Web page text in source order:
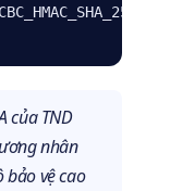
của TND
nhân
bảo vệ cao